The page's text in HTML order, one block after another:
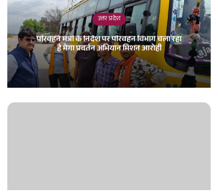
उत्तर प्रदेश
परिवहन मंत्री के निर्देश पर परिवहन विभाग चला रहा
है मेगा प्रवर्तन अभियान मिशन आरोही